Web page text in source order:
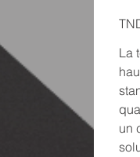
Price
La
un